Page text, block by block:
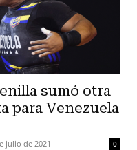
sumó otra
para Venezuela
julio de 2021 0